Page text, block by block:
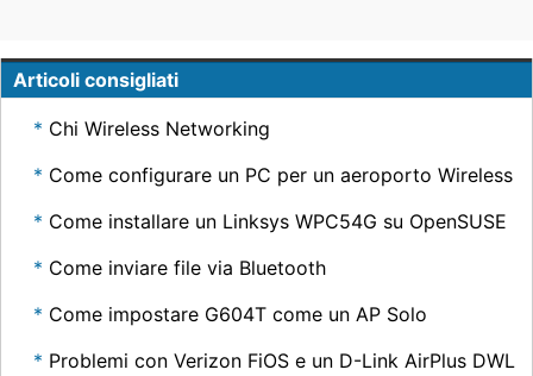
Articoli consigliati
Chi Wireless Networking
Come configurare un PC per un aeroporto Wireless
Come installare un Linksys WPC54G su OpenSUSE
Come inviare file via Bluetooth
Come impostare G604T come un AP Solo
Problemi con Verizon FiOS e un D-Link AirPlus DWL